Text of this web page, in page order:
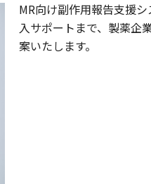
MR向け副作用報告支援
入サポートまで、製薬企
案いたします。